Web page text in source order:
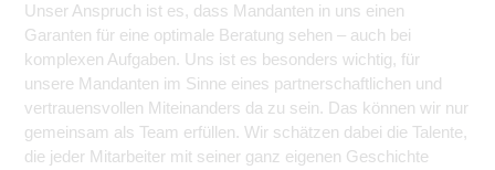
Unser Anspruch ist es, dass Mandanten in uns einen
Garanten für eine optimale Beratung sehen – auch bei
komplexen Aufgaben. Uns ist es besonders wichtig, für
unsere Mandanten im Sinne eines partnerschaftlichen und
vertrauensvollen Miteinanders da zu sein. Das können wir nur
gemeinsam als Team erfüllen. Wir schätzen dabei die Talente,
die jeder Mitarbeiter mit seiner ganz eigenen Geschichte